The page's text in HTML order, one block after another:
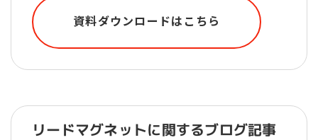
資料ダウンロードはこちら
リードマグネットに関するブログ記事